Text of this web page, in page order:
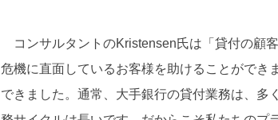
コンサルタントのKristensen氏は「貸付の顧
危機に直面しているお客様を助けることができ
できました。通常、大手銀行の貸付業務は、多